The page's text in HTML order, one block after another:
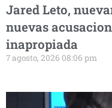
Jared Leto,
nuevas
inapropiada
7 agosto, 2026 08:06 pm